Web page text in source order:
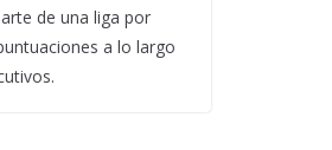
de una liga por
a lo largo